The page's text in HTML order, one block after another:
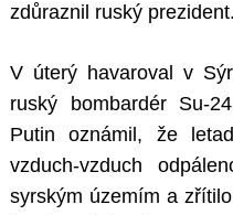
zdůraznil ruský prezident.
V úterý havaroval v
ruský bombardér Su-
Putin oznámil, že
vzduch-vzduch
syrským územím a